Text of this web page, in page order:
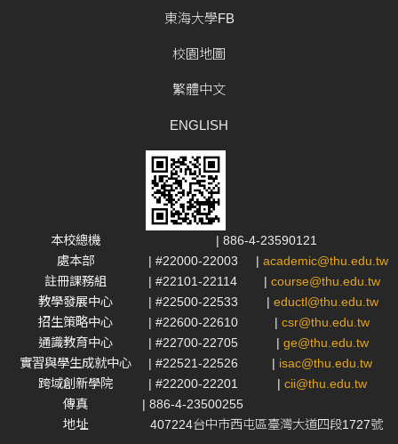
東海大學FB
校園地圖
繁體中文
ENGLISH
本校總機
| 886-4-23590121
處本部
| #22000-22003 | academic@thu.edu.tw
註冊課務組
| #22101-22114 | course@thu.edu.tw
教學發展中心
| #22500-22533 | eductl@thu.edu.tw
招生策略中心
| #22600-22610 | csr@thu.edu.tw
通識教育中心
| #22700-22705 | ge@thu.edu.tw
實習與學生成就中心
| #22521-22526 | isac@thu.edu.tw
跨域創新學院
| #22200-22201 | cii@thu.edu.tw
傳真
| 886-4-23500255
地址
407224台中市西屯區臺灣大道四段1727號